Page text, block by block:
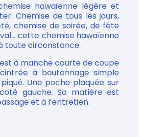
hawaïenne légère et
Chemise de tous les jours,
chemise de soirée, de fête
cette chemise hawaïenne
toute circonstance.
à manche courte de coupe
à boutonnage simple
Une poche plaquée sur
gauche. Sa matière est
et à l’entretien.